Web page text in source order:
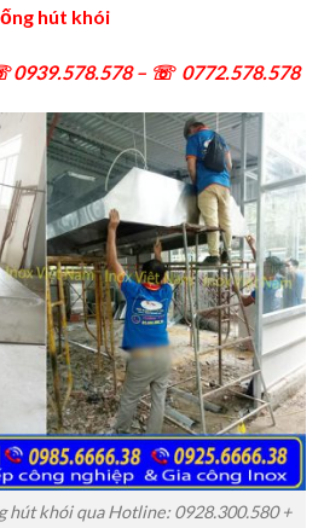
hút khói
– ☏ 0772.578.578
hút khói qua Hotline: 0928.300.580 +